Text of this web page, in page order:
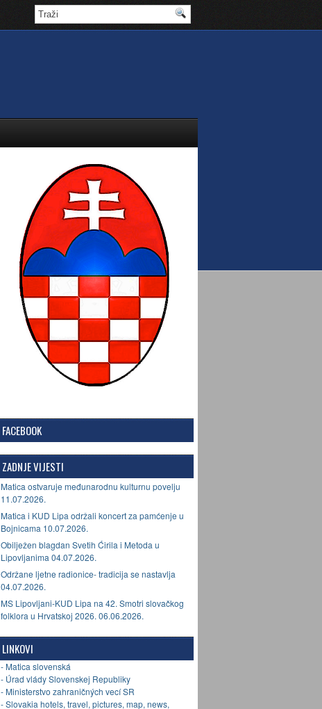
FACEBOOK
ZADNJE VIJESTI
Matica ostvaruje međunarodnu kulturnu povelju
11.07.2026.
Matica i KUD Lipa održali koncert za pamćenje u
Bojnicama 10.07.2026.
Obilježen blagdan Svetih Ćirila i Metoda u
Lipovljanima 04.07.2026.
Održane ljetne radionice- tradicija se nastavlja
04.07.2026.
MS Lipovljani-KUD Lipa na 42. Smotri slovačkog
folklora u Hrvatskoj 2026. 06.06.2026.
LINKOVI
- Matica slovenská
- Úrad vlády Slovenskej Republiky
- Ministerstvo zahraničných vecí SR
- Slovakia hotels, travel, pictures, map, news,